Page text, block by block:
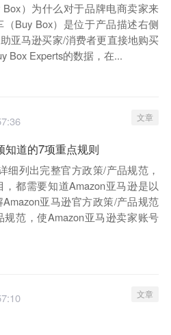
）为什么对于品牌电商卖家来
Buy Box）是位于产品描述右侧
亚马逊买家/消费者更直接地购买
Box Experts的数据，在...
文章
道的7项重点规则
细列出完整官方政策/产品规范，
都需要知道Amazon亚马逊是以
亚马逊官方政策/产品规范
范，使Amazon亚马逊卖家账号
文章